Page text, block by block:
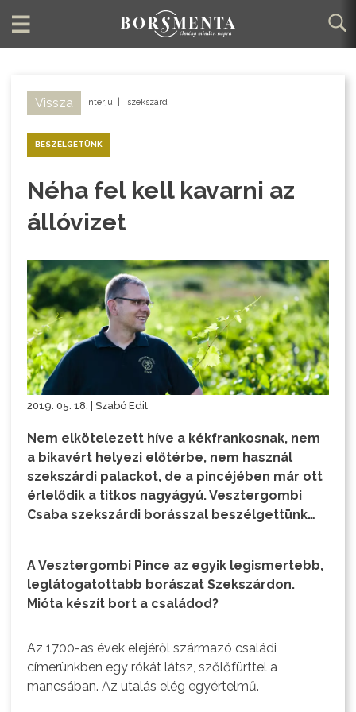
Vissza interjú szekszárd
BESZÉLGETÜNK
Néha fel kell kavarni az
állóvizet
2019. 05. 18. | Szabó Edit
Nem elkötelezett híve a kékfrankosnak, nem
a bikavért helyezi előtérbe, nem használ
szekszárdi palackot, de a pincéjében már ott
érlelődik a titkos nagyágyú. Vesztergombi
Csaba szekszárdi borásszal beszélgettünk…
A Vesztergombi Pince az egyik legismertebb,
leglátogatottabb borászat Szekszárdon.
Mióta készít bort a családod?
Az 1700-as évek elejéről származó családi
címerünkben egy rókát látsz, szőlőfürttel a
mancsában. Az utalás elég egyértelmű.